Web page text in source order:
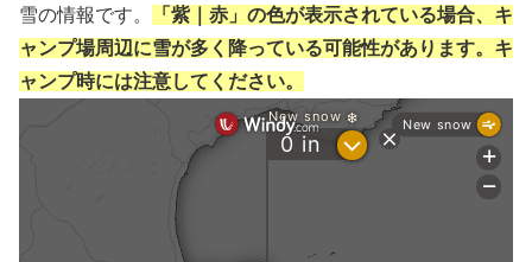
雪の情報です。
「紫｜赤」の色が表示されている場合、キ
ャンプ場周辺に雪が多く降っている可能性があります。キ
ャンプ時には注意してください。